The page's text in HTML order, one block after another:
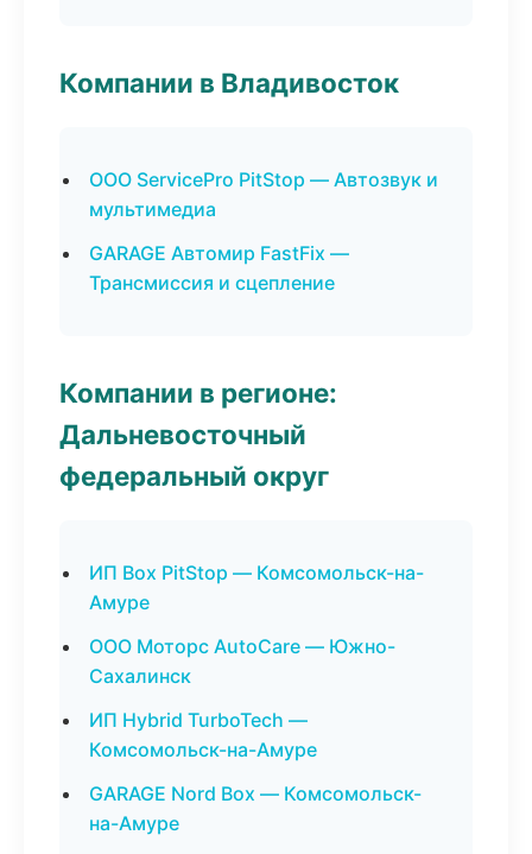
Компании в Владивосток
ООО ServicePro PitStop — Автозвук и
мультимедиа
GARAGE Автомир FastFix —
Трансмиссия и сцепление
Компании в регионе:
Дальневосточный
федеральный округ
ИП Box PitStop — Комсомольск-на-
Амуре
ООО Моторс AutoCare — Южно-
Сахалинск
ИП Hybrid TurboTech —
Комсомольск-на-Амуре
GARAGE Nord Box — Комсомольск-
на-Амуре